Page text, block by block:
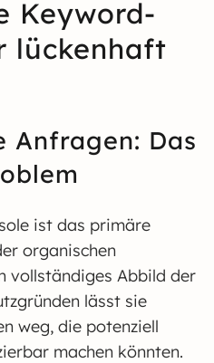
Keyword-
lückenhaft
Anfragen: Das
ist das primäre
organischen
vollständiges Abbild der
lässt sie
weg, die potenziell
machen könnten.